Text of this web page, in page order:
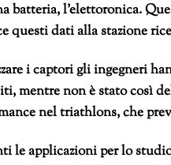
batteria, l’elettoronica.
questi dati alla stazione
i captori gli ingegneri
mentre non è stato così
nel triathlons, che
le applicazioni per lo